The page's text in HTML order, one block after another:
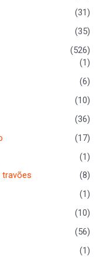
(31)
(35)
(526)
(1)
(6)
(10)
(36)
(17)
(1)
travões
(8)
(1)
(10)
(56)
(1)